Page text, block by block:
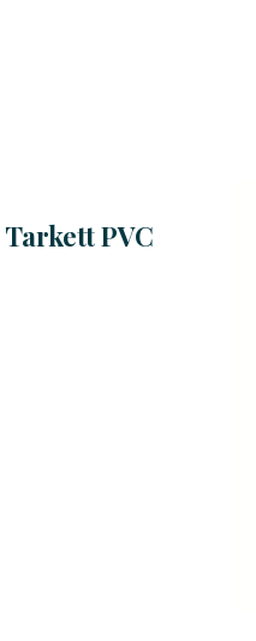
PVC